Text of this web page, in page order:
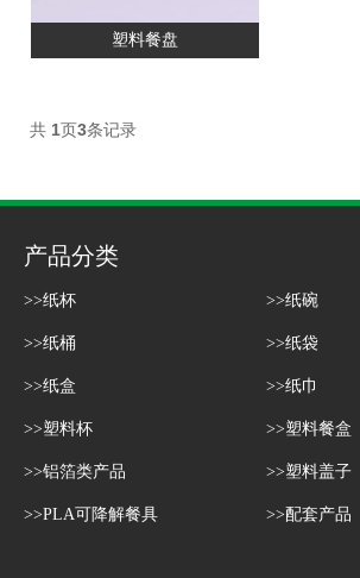
塑料餐盘
共 1页3条记录
产品分类
>>纸杯 >>纸碗
>>纸桶 >>纸袋
>>纸盒 >>纸巾
>>塑料杯 >>塑料餐盒
>>铝箔类产品 >>塑料盖子
>>PLA可降解餐具 >>配套产品